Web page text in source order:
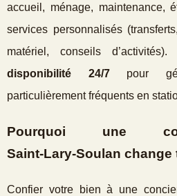
accueil, ménage, maintenance,
services personnalisés
matériel, conseils
disponibilité 24/7pour
particulièrement fréquents en
Pourquoi une
Saint‑Lary‑Soulan change
Confier votre bien à une